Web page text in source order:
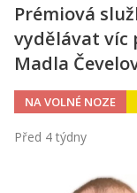
Prémiová
vydělávat víc
Madla
NA VOLNÉ NOZE
Před 4 týdny